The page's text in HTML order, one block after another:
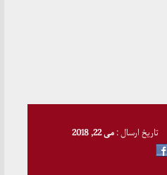
تاریخ ارسال :می 22, 2018